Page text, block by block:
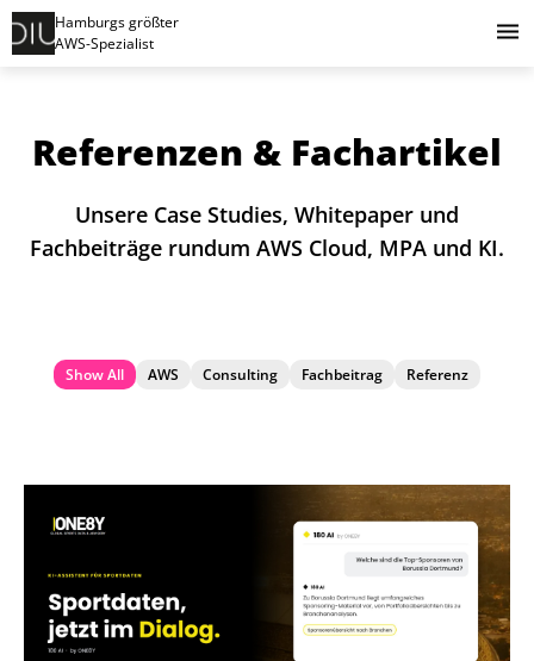
Hamburgs größter
AWS-Spezialist
Referenzen & Fachartikel
Unsere Case Studies, Whitepaper und
Fachbeiträge rundum AWS Cloud, MPA und KI.
Show All AWS Consulting Fachbeitrag Referenz